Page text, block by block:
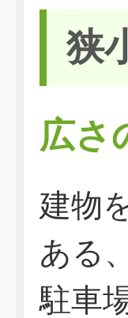
狭
広さ
建物
ある
駐車